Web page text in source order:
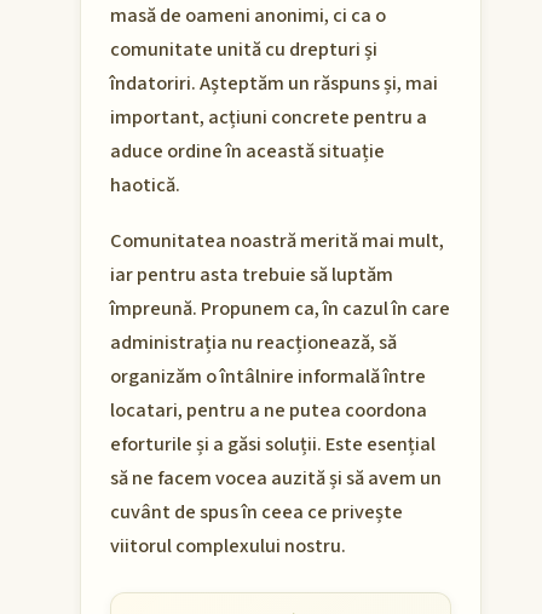
masă de oameni anonimi, ci ca o
comunitate unită cu drepturi și
îndatoriri. Așteptăm un răspuns și, mai
important, acțiuni concrete pentru a
aduce ordine în această situație
haotică.
Comunitatea noastră merită mai mult,
iar pentru asta trebuie să luptăm
împreună. Propunem ca, în cazul în care
administrația nu reacționează, să
organizăm o întâlnire informală între
locatari, pentru a ne putea coordona
eforturile și a găsi soluții. Este esențial
să ne facem vocea auzită și să avem un
cuvânt de spus în ceea ce privește
viitorul complexului nostru.